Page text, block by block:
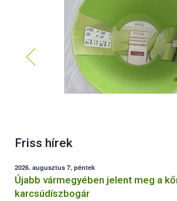
Friss hírek
2026. augusztus 7, péntek
Újabb vármegyében jelent meg a
karcsúdíszbogár